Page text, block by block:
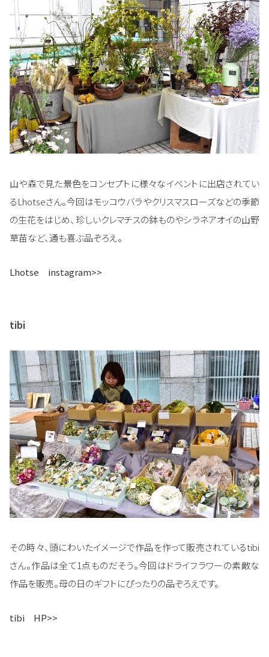
山や森で見た景色をコンセプトに様々なイベントに出店されてい
るLhotseさん。今回はモッコウバラやクリスマスローズなどの季節
の生花をはじめ、珍しいクレマチスの鉢ものやシラネアオイの山野
草苗など、通も喜ぶ品ぞろえ。
Lhotse instagram>>
tibi
その時々、頭にわいたイメージで作品を作って販売されているtibi
さん。作品は全て1点ものだそう。今回はドライフラワーの素敵な
作品を販売。母の日のギフトにぴったりの品ぞろえです。
tibi HP>>